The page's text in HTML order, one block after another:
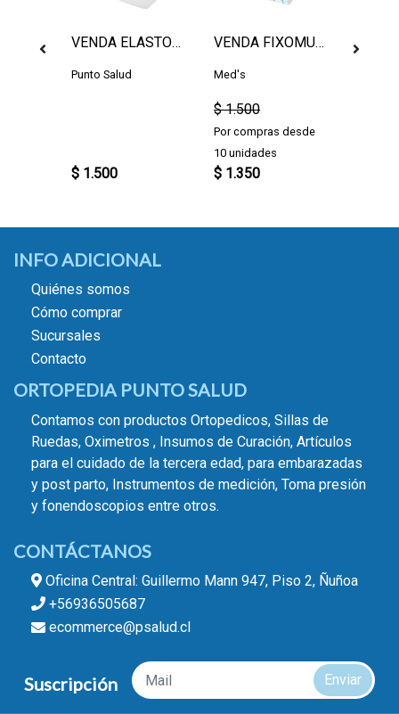
VENDA ELASTOMULL 10CM
Punto Salud
$ 1.500
VENDA FIXOMULL 5CM, POR METRO
Med's
$ 1.500
Por compras desde
10 unidades
$ 1.350
INFO ADICIONAL
Quiénes somos
Cómo comprar
Sucursales
Contacto
ORTOPEDIA PUNTO SALUD
Contamos con productos Ortopedicos, Sillas de
Ruedas, Oximetros , Insumos de Curación, Artículos
para el cuidado de la tercera edad, para embarazadas
y post parto, Instrumentos de medición, Toma presión
y fonendoscopios entre otros.
CONTÁCTANOS
Oficina Central: Guillermo Mann 947, Piso 2, Ñuñoa
+56936505687
ecommerce@psalud.cl
Suscripción Enviar